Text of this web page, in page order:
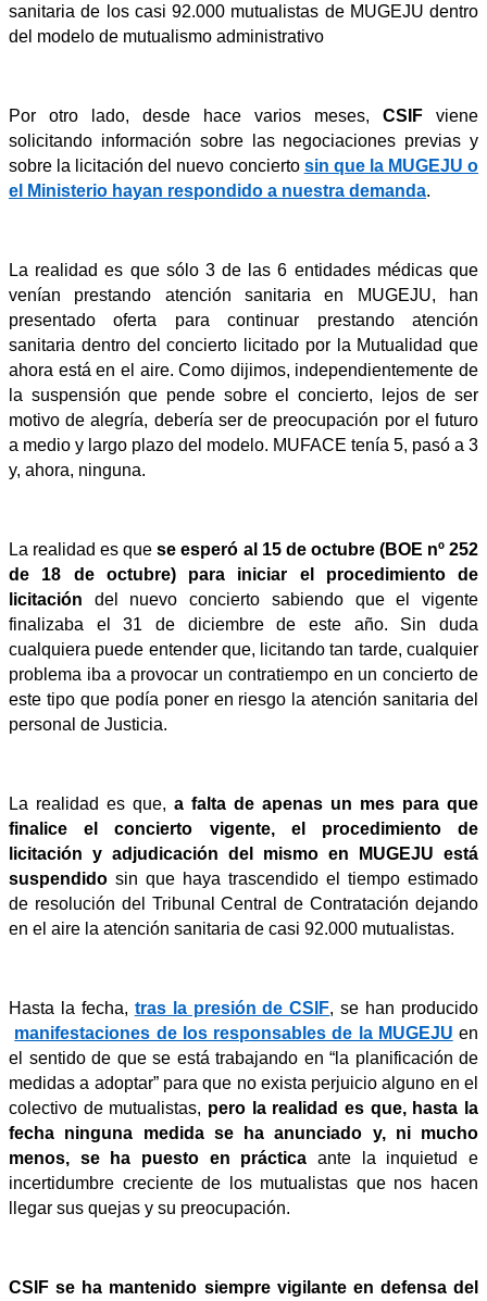
sanitaria de los casi 92.000 mutualistas de MUGEJU dentro
del modelo de mutualismo administrativo
Por otro lado, desde hace varios meses, CSIF viene
solicitando información sobre las negociaciones previas y
sobre la licitación del nuevo concierto sin que la MUGEJU o
el Ministerio hayan respondido a nuestra demanda.
La realidad es que sólo 3 de las 6 entidades médicas que
venían prestando atención sanitaria en MUGEJU, han
presentado oferta para continuar prestando atención
sanitaria dentro del concierto licitado por la Mutualidad que
ahora está en el aire. Como dijimos, independientemente de
la suspensión que pende sobre el concierto, lejos de ser
motivo de alegría, debería ser de preocupación por el futuro
a medio y largo plazo del modelo. MUFACE tenía 5, pasó a 3
y, ahora, ninguna.
La realidad es quese esperó al 15 de octubre (BOE nº 252
de 18 de octubre) para iniciar el procedimiento de
licitación del nuevo concierto sabiendo que el vigente
finalizaba el 31 de diciembre de este año. Sin duda
cualquiera puede entender que, licitando tan tarde, cualquier
problema iba a provocar un contratiempo en un concierto de
este tipo que podía poner en riesgo la atención sanitaria del
personal de Justicia.
La realidad es que, a falta de apenas un mes para que
finalice el concierto vigente, el procedimiento de
licitación y adjudicación del mismo en MUGEJU está
suspendido sin que haya trascendido el tiempo estimado
de resolución del Tribunal Central de Contratación dejando
en el aire la atención sanitaria de casi 92.000 mutualistas.
Hasta la fecha, tras la presión de CSIF, se han producido
manifestaciones de los responsables de la MUGEJU en
el sentido de que se está trabajando en “la planificación de
medidas a adoptar” para que no exista perjuicio alguno en el
colectivo de mutualistas, pero la realidad es que, hasta la
fecha ninguna medida se ha anunciado y, ni mucho
menos, se ha puesto en práctica ante la inquietud e
incertidumbre creciente de los mutualistas que nos hacen
llegar sus quejas y su preocupación.
CSIF se ha mantenido siempre vigilante en defensa del